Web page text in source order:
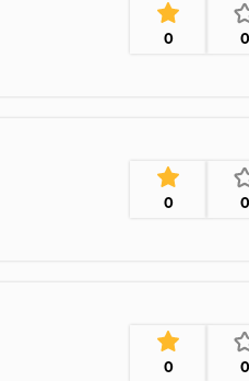
0 0
0 0
0 0